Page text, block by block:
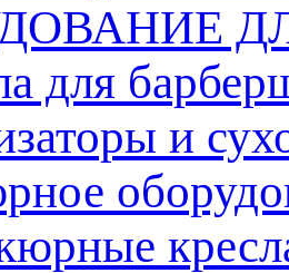
для
и